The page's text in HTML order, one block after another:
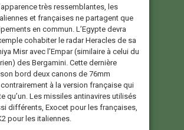
très ressemblantes, les
et françaises ne partagent que
en commun. L’Egypte devra
cohabiter le radar Heracles de sa
Misr avec l’Empar (similaire à celui du
des Bergamini. Cette dernière
bord deux canons de 76mm
à la version française qui
qu’un. Les missiles antinavires utilisés
différents, Exocet pour les françaises,
pour les italiennes.